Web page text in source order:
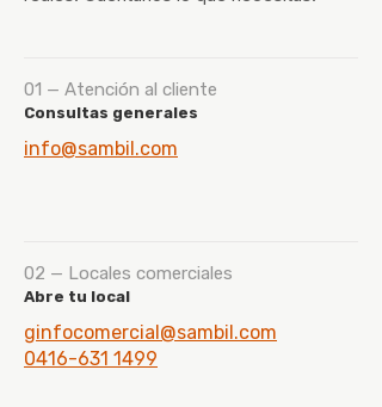
01 — Atención al cliente
Consultas generales
info@sambil.com
02 — Locales comerciales
Abre tu local
ginfocomercial@sambil.com
0416-631 1499